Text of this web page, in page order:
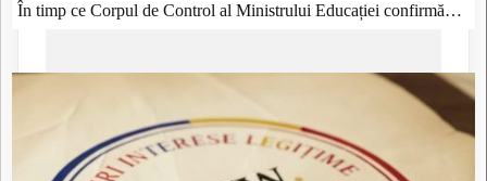
În timp ce Corpul de Control al Ministrului Educației confirmă…